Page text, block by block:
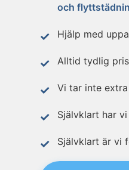
och
Hjälp med
Alltid tydlig
Vi tar inte
Självklart har
Självklart är vi